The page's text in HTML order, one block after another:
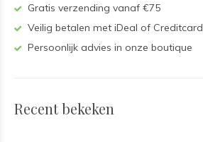
Gratis verzending vanaf €75
Veilig betalen met iDeal of Creditcard
Persoonlijk advies in onze boutique
Recent bekeken